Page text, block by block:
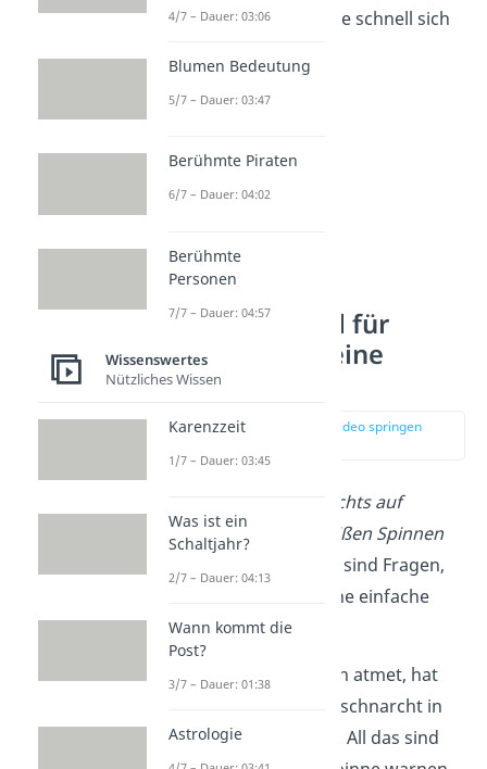
Menschen sind und wie schnell sich
Menschen sind für
Spinnen eher eine
Gefahr
zur Stelle im Video springen
„Krabbeln Spinnen nachts auf
Menschen?“
„Beißen Spinnen
sind Fragen,
auf die es ebenfalls eine einfache
Antwort gibt:Nein!
Eine schlafende Person atmet, hat
einen Herzschlag und schnarcht in
manchen Fällen sogar. All das sind
4/7 – Dauer: 03:06
Blumen Bedeutung
5/7 – Dauer: 03:47
Berühmte Piraten
6/7 – Dauer: 04:02
Berühmte
Personen
7/7 – Dauer: 04:57
Wissenswertes
Nützliches Wissen
Karenzzeit
1/7 – Dauer: 03:45
Was ist ein
Schaltjahr?
2/7 – Dauer: 04:13
Wann kommt die
Post?
3/7 – Dauer: 01:38
Astrologie